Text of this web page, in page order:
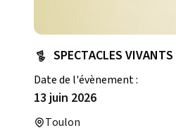
SPECTACLES VIVANTS
Date de l'évènement :
13 juin 2026
Toulon